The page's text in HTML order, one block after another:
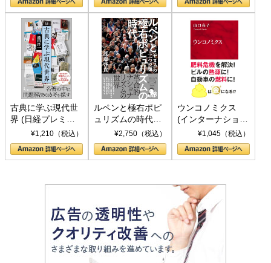
書)
古典に学ぶ現代世
界 (日経プレミア
シリーズ)¥1,210（税込）
ルペンと極右ポピ
ュリズムの時代：
〈ヤヌス〉の二つ
の顔
¥2,750（税込）
ウンコノミクス
(インターナショナ
ル新書)¥1,045（税込）